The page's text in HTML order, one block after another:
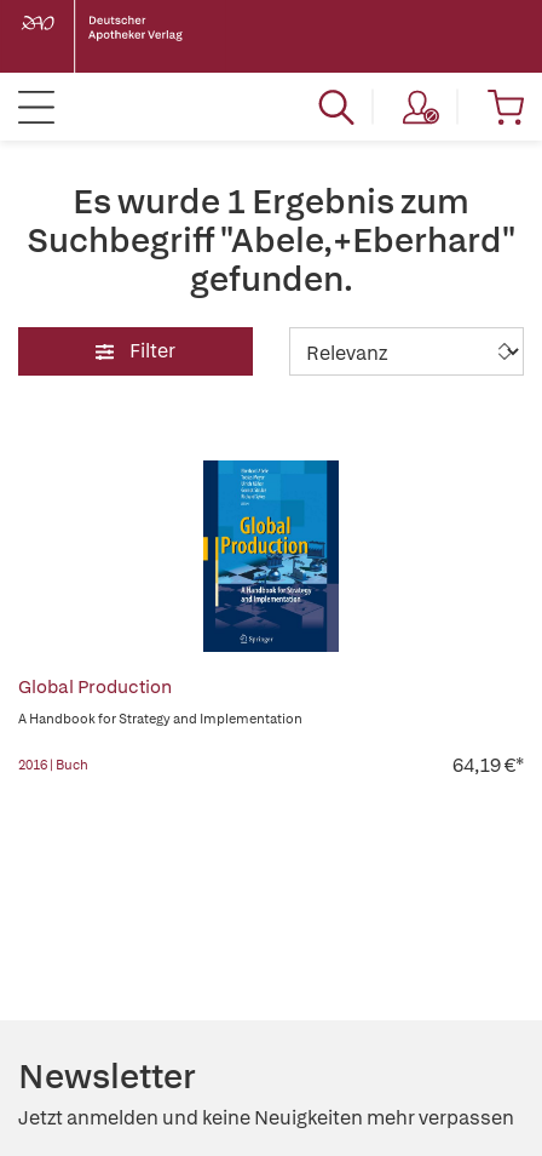
Es wurde 1 Ergebnis zum
Suchbegriff "Abele,+Eberhard"
gefunden.
Filter
Global Production
A Handbook for Strategy and Implementation
2016 | Buch 64,19 €*
Newsletter
Jetzt anmelden und keine Neuigkeiten mehr verpassen